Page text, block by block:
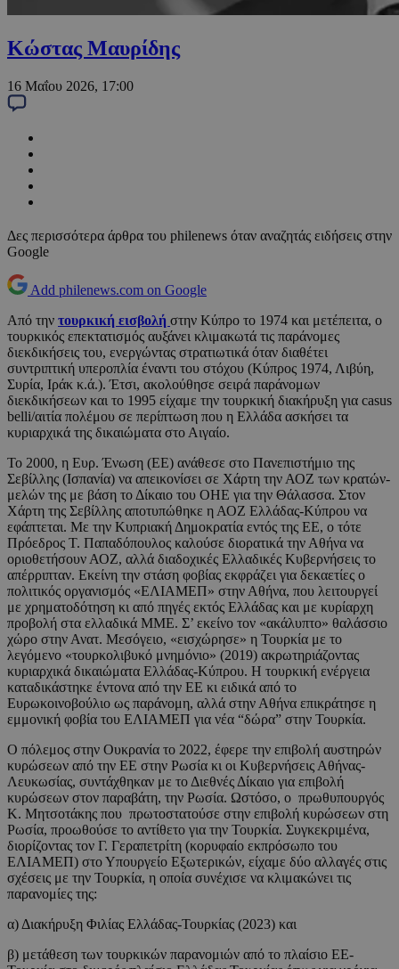
Κώστας Μαυρίδης
16 Μαΐου 2026, 17:00
Δες περισσότερα άρθρα του philenews όταν αναζητάς ειδήσεις στην
Google
Add philenews.com on Google
Από την τουρκική εισβολή στην Κύπρο το 1974 και μετέπειτα, ο
τουρκικός επεκτατισμός αυξάνει κλιμακωτά τις παράνομες
διεκδικήσεις του, ενεργώντας στρατιωτικά όταν διαθέτει
συντριπτική υπεροπλία έναντι του στόχου (Κύπρος 1974, Λιβύη,
Συρία, Ιράκ κ.ά.). Έτσι, ακολούθησε σειρά παράνομων
διεκδικήσεων και το 1995 είχαμε την τουρκική διακήρυξη για casus
belli/αιτία πολέμου σε περίπτωση που η Ελλάδα ασκήσει τα
κυριαρχικά της δικαιώματα στο Αιγαίο.
Το 2000, η Ευρ. Ένωση (ΕΕ) ανάθεσε στο Πανεπιστήμιο της
Σεβίλλης (Ισπανία) να απεικονίσει σε Χάρτη την ΑΟΖ των κρατών-
μελών της με βάση το Δίκαιο του ΟΗΕ για την Θάλασσα. Στον
Χάρτη της Σεβίλλης αποτυπώθηκε η ΑΟΖ Ελλάδας-Κύπρου να
εφάπτεται. Με την Κυπριακή Δημοκρατία εντός της ΕΕ, ο τότε
Πρόεδρος Τ. Παπαδόπουλος καλούσε διορατικά την Αθήνα να
οριοθετήσουν ΑΟΖ, αλλά διαδοχικές Ελλαδικές Κυβερνήσεις το
απέρριπταν. Εκείνη την στάση φοβίας εκφράζει για δεκαετίες ο
πολιτικός οργανισμός «ΕΛΙΑΜΕΠ» στην Αθήνα, που λειτουργεί
με χρηματοδότηση κι από πηγές εκτός Ελλάδας και με κυρίαρχη
προβολή στα ελλαδικά ΜΜΕ. Σ’ εκείνο τον «ακάλυπτο» θαλάσσιο
χώρο στην Ανατ. Μεσόγειο, «εισχώρησε» η Τουρκία με το
λεγόμενο «τουρκολιβυκό μνημόνιο» (2019) ακρωτηριάζοντας
κυριαρχικά δικαιώματα Ελλάδας-Κύπρου. Η τουρκική ενέργεια
καταδικάστηκε έντονα από την ΕΕ κι ειδικά από το
Ευρωκοινοβούλιο ως παράνομη, αλλά στην Αθήνα επικράτησε η
εμμονική φοβία του ΕΛΙΑΜΕΠ για νέα “δώρα” στην Τουρκία.
Ο πόλεμος στην Ουκρανία το 2022, έφερε την επιβολή αυστηρών
κυρώσεων από την ΕΕ στην Ρωσία κι οι Κυβερνήσεις Αθήνας-
Λευκωσίας, συντάχθηκαν με το Διεθνές Δίκαιο για επιβολή
κυρώσεων στον παραβάτη, την Ρωσία. Ωστόσο, ο πρωθυπουργός
Κ. Μητσοτάκης που πρωτοστατούσε στην επιβολή κυρώσεων στη
Ρωσία, προωθούσε το αντίθετο για την Τουρκία. Συγκεκριμένα,
διορίζοντας τον Γ. Γεραπετρίτη (κορυφαίο εκπρόσωπο του
ΕΛΙΑΜΕΠ) στο Υπουργείο Εξωτερικών, είχαμε δύο αλλαγές στις
σχέσεις με την Τουρκία, η οποία συνέχισε να κλιμακώνει τις
παρανομίες της:
α) Διακήρυξη Φιλίας Ελλάδας-Τουρκίας (2023) και
β) μετάθεση των τουρκικών παρανομιών από το πλαίσιο ΕΕ-